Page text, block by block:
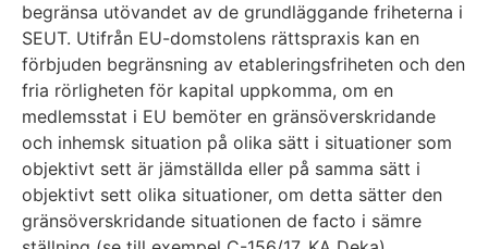
begränsa utövandet av de grundläggande friheterna i
SEUT. Utifrån EU-domstolens rättspraxis kan en
förbjuden begränsning av etableringsfriheten och den
fria rörligheten för kapital uppkomma, om en
medlemsstat i EU bemöter en gränsöverskridande
och inhemsk situation på olika sätt i situationer som
objektivt sett är jämställda eller på samma sätt i
objektivt sett olika situationer, om detta sätter den
gränsöverskridande situationen de facto i sämre